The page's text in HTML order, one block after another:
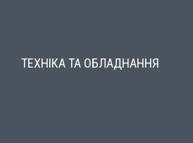
ТЕХНІКА ТА ОБЛАДНАННЯ